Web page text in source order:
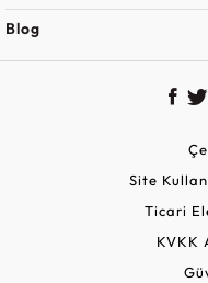
Blog
Site
Ticari
KVKK